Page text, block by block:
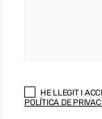
HE LLEGIT I
POLÍTICA DE